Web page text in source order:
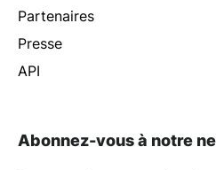
Partenaires
Presse
API
Abonnez-vous à notre